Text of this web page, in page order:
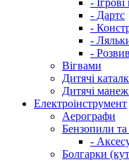
-
- Дартс
-
-
-
Вігвами
Дитячі
Дитячі
Електроінструмент
Аерографи
Бензопили
-
Болгарки